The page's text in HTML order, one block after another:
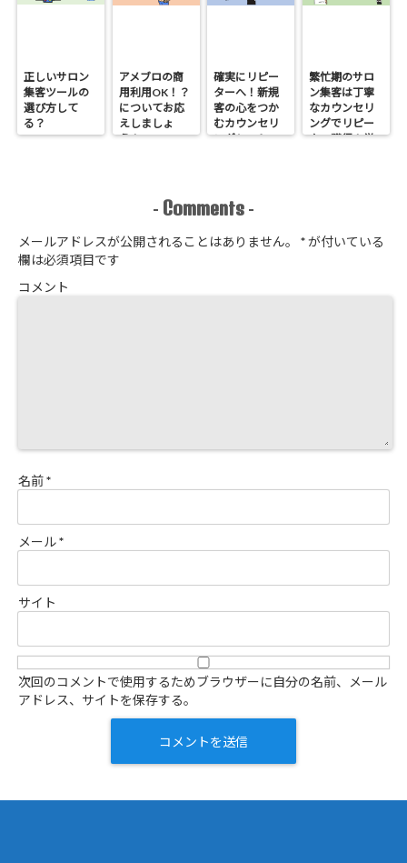
正しいサロン
集客ツールの
選び方して
る？
アメブロの商
用利用OK！？
についてお応
えしましょ
う！
確実にリピー
ターへ！新規
客の心をつか
むカウンセリ
ングシートの
繁忙期のサロ
ン集客は丁寧
なカウンセリ
ングでリピー
ター獲得！覚
- Comments -
メールアドレスが公開されることはありません。 *が付いている
欄は必須項目です
コメント
名前*
メール*
サイト
次回のコメントで使用するためブラウザーに自分の名前、メール
アドレス、サイトを保存する。